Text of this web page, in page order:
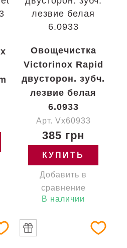
Овощечистка
Victorinox Rapid
двусторон. зубч.
лезвие белая
6.0933
Арт. Vx60933
385 грн
КУПИТЬ
Добавить в
сравнение
В наличии